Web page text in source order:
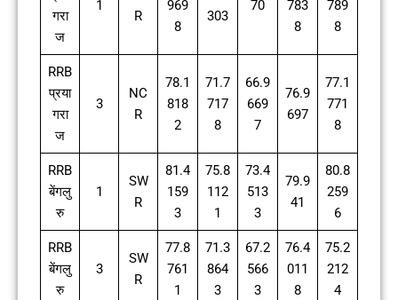
गरा
ज
1
R
969
8
303
70
783
8
789
8
RRB
प्रया
गरा
ज
3
NC
R
78.1
818
2
71.7
717
8
66.9
669
7
76.9
697
77.1
771
8
RRB
बेंगलु
रु
1
SW
R
81.4
159
3
75.8
112
1
73.4
513
3
79.9
41
80.8
259
6
RRB
बेंगलु
रु
3
SW
R
77.8
761
1
71.3
864
3
67.2
566
3
76.4
011
8
75.2
212
4